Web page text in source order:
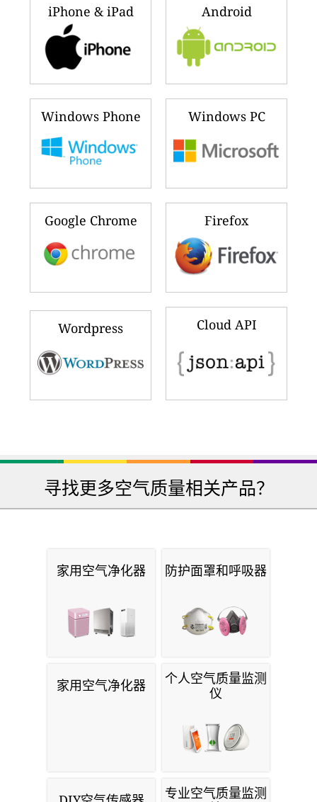
iPhone & iPad Android
Windows Phone Windows PC
Google Chrome Firefox
Wordpress Cloud API
寻找更多空气质量相关产品？
家用空气净化器 防护面罩和呼吸器
家用空气净化器
个人空气质量监测
仪
专业空气质量监测